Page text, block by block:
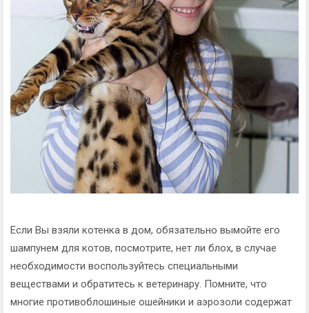
Если Вы взяли котенка в дом, обязательно вымойте его
шампунем для котов, посмотрите, нет ли блох, в случае
необходимости воспользуйтесь специальными
веществами и обратитесь к ветеринару. Помните, что
многие противоблошиные ошейники и аэрозоли содержат